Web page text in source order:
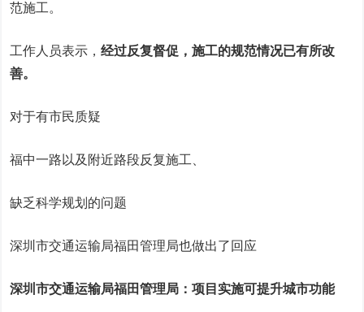
范施工。
工作人员表示，经过反复督促，施工的规范情况已有所改
善。
对于有市民质疑
福中一路以及附近路段反复施工、
缺乏科学规划的问题
深圳市交通运输局福田管理局也做出了回应
深圳市交通运输局福田管理局：项目实施可提升城市功能